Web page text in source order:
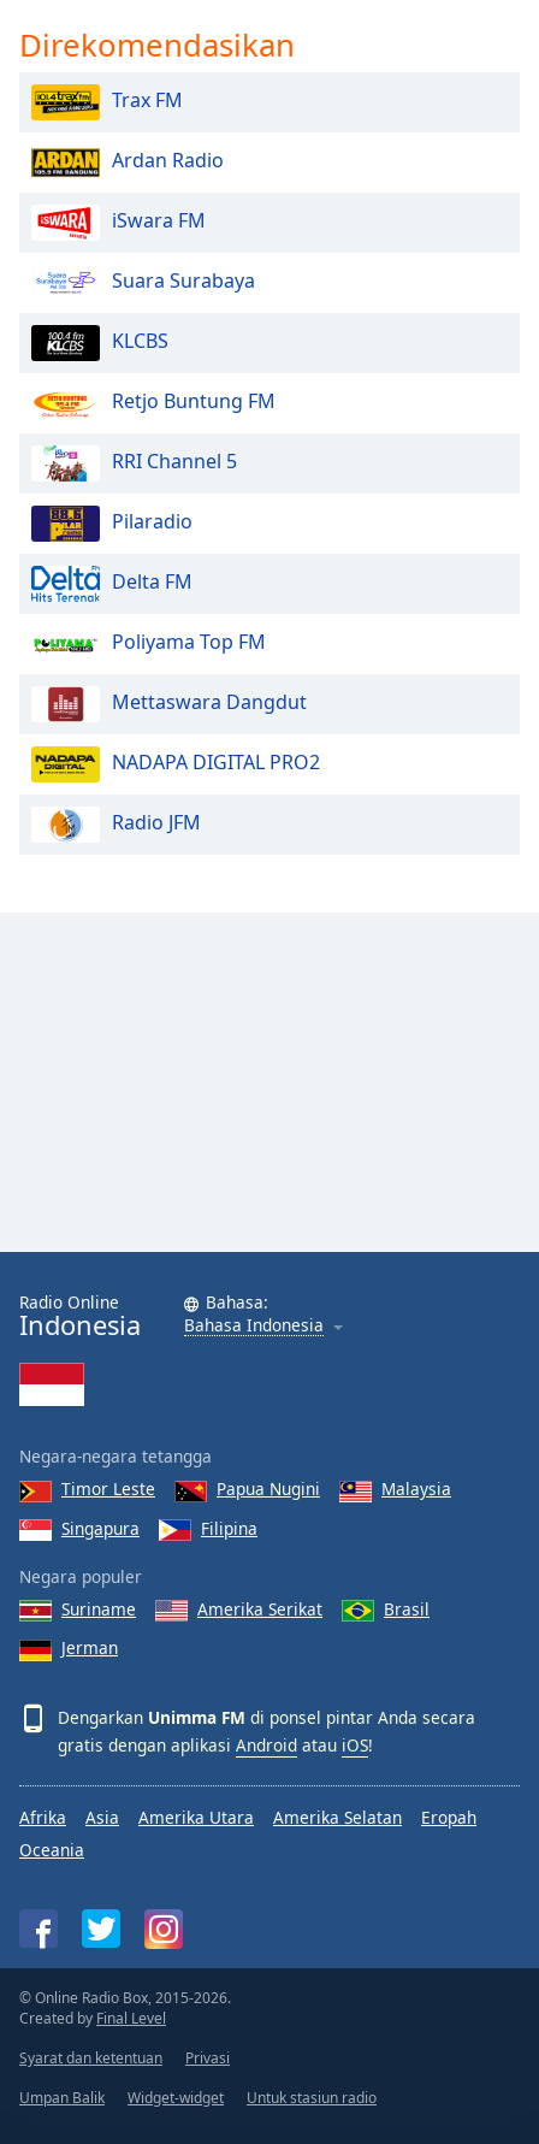
Direkomendasikan
Trax FM
Ardan Radio
iSwara FM
Suara Surabaya
KLCBS
Retjo Buntung FM
RRI Channel 5
Pilaradio
Delta FM
Poliyama Top FM
Mettaswara Dangdut
NADAPA DIGITAL PRO2
Radio JFM
Radio Online
Indonesia
Bahasa:
Bahasa Indonesia
Negara-negara tetangga
Timor Leste
Papua Nugini
Malaysia
Singapura
Filipina
Negara populer
Suriname
Amerika Serikat
Brasil
Jerman
Dengarkan Unimma FM di ponsel pintar Anda secara
gratis dengan aplikasi Android atau iOS!
Afrika Asia Amerika Utara Amerika Selatan
Eropah
Oceania
© Online Radio Box, 2015-2026.
Created by Final Level
Syarat dan ketentuan
Privasi
Umpan Balik
Widget-widget Untuk stasiun radio